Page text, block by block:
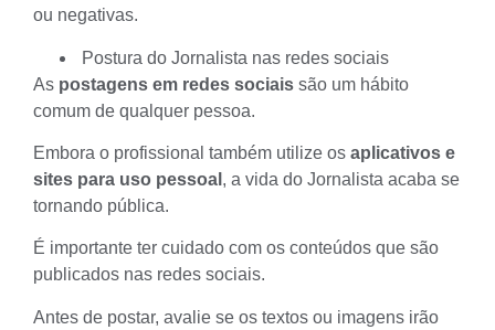
ou negativas.
Postura do Jornalista nas redes sociais
As postagens em redes sociais são um hábito
comum de qualquer pessoa.
Embora o profissional também utilize os aplicativos e
sites para uso pessoal , a vida do Jornalista acaba se
tornando pública.
É importante ter cuidado com os conteúdos que são
publicados nas redes sociais.
Antes de postar, avalie se os textos ou imagens irão